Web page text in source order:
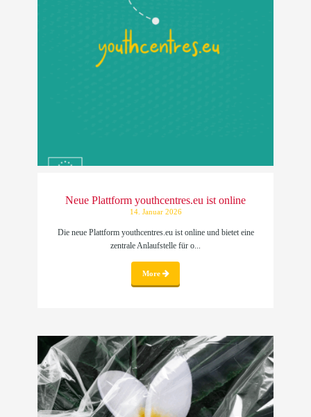
Neue Plattform youthcentres.eu ist online
14. Januar 2026
Die neue Plattform youthcentres.eu ist online und bietet eine
zentrale Anlaufstelle für o...
More